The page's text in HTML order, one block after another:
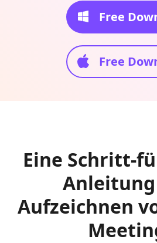
Free
Free
Eine Schritt-
Aufzeichnen